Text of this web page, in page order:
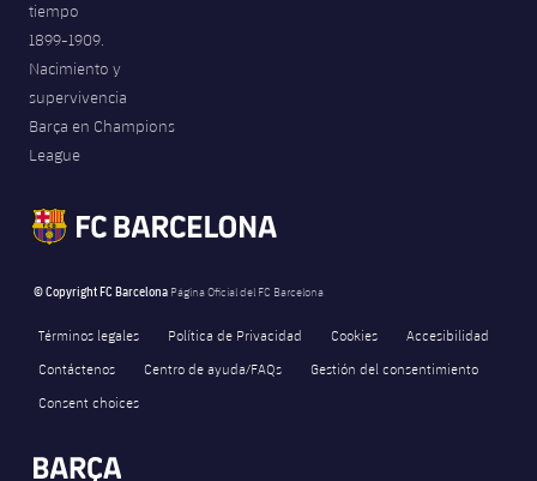
Resultados
Voleibol masculino
Voleibol femenino
Apúntate a las amateurs
Carnet de las Secciones Amateurs
PLUSICON
MÁS
League of Legends
VALORANT Game Changers
eFootball
tiempo
1899-1909.
Nacimiento y
supervivencia
Barça en Champions
League
© Copyright FC Barcelona Página Oficial del FC Barcelona
Términos legales Política de Privacidad Cookies
Accesibilidad
Contáctenos
Centro de ayuda/FAQs
Gestión del consentimiento
Consent choices